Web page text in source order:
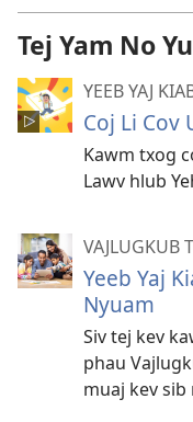
Tej Yam No
YEEB YAJ
Coj Li Cov
Kawm txog
Lawv hlub
VAJLUGKUB
Yeeb Yaj
Nyuam
Siv tej kev
phau
muaj kev